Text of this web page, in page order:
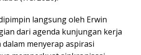
langsung oleh Erwin
dari agenda kunjungan kerja
menyerap aspirasi